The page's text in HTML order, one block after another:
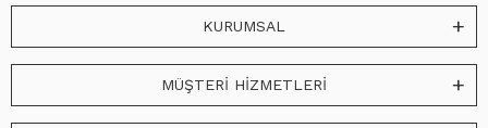
KURUMSAL
MÜŞTERİ HİZMETLERİ